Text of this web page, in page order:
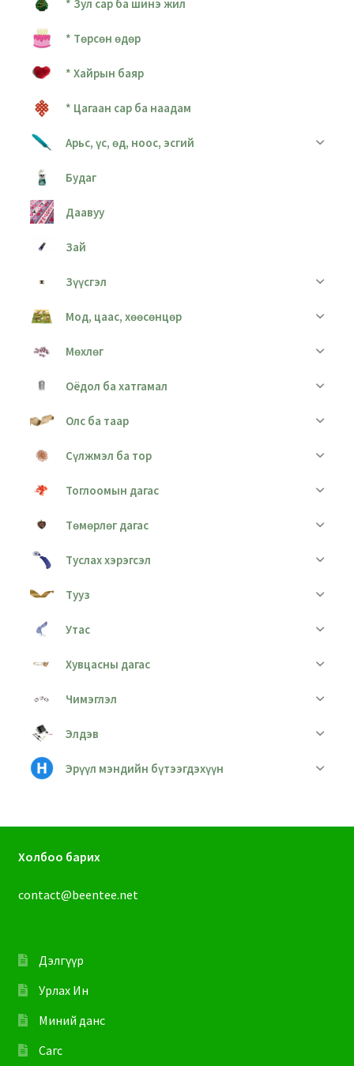
* Зул сар ба шинэ жил
* Төрсөн өдөр
* Хайрын баяр
* Цагаан сар ба наадам
Арьс, үс, өд, ноос, эсгий
Будаг
Даавуу
Зай
Зүүсгэл
Мод, цаас, хөөсөнцөр
Мөхлөг
Оёдол ба хатгамал
Олс ба таар
Сүлжмэл ба тор
Тоглоомын дагас
Төмөрлөг дагас
Туслах хэрэгсэл
Тууз
Утас
Хувцасны дагас
Чимэглэл
Элдэв
Эрүүл мэндийн бүтээгдэхүүн
Холбоо барих
contact@beentee.net
Дэлгүүр
Урлах Ин
Миний данс
Сагс